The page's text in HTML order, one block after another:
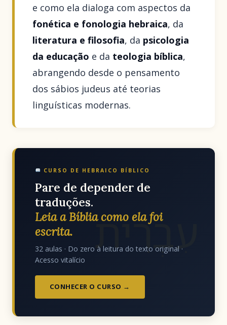
e como ela dialoga com aspectos da
fonética e fonologia hebraica, da
literatura e filosofia, da psicologia
da educação e da teologia bíblica,
abrangendo desde o pensamento
dos sábios judeus até teorias
linguísticas modernas.
עִבְרִית
CURSO DE HEBRAICO BÍBLICO
Pare de depender de
traduções.
Leia a Bíblia como ela foi
escrita.
32 aulas · Do zero à leitura do texto original ·
Acesso vitalício
CONHECER O CURSO →